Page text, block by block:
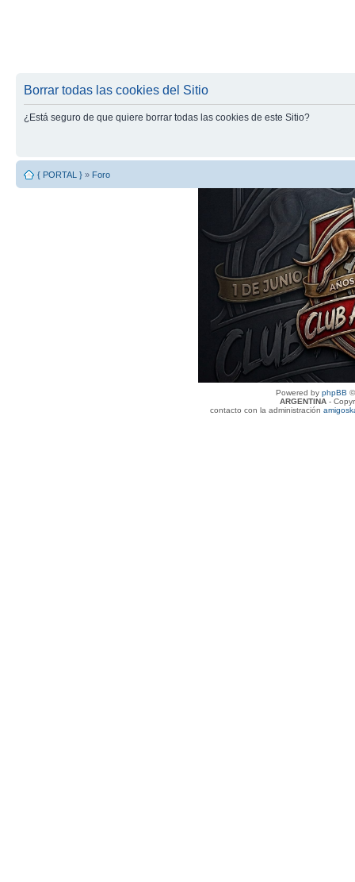
Borrar todas las cookies del Sitio
¿Está seguro de que quiere borrar todas las cookies de este Sitio?
{ PORTAL } » Foro
Powered by phpBB
ARGENTINA-
contacto con la administración